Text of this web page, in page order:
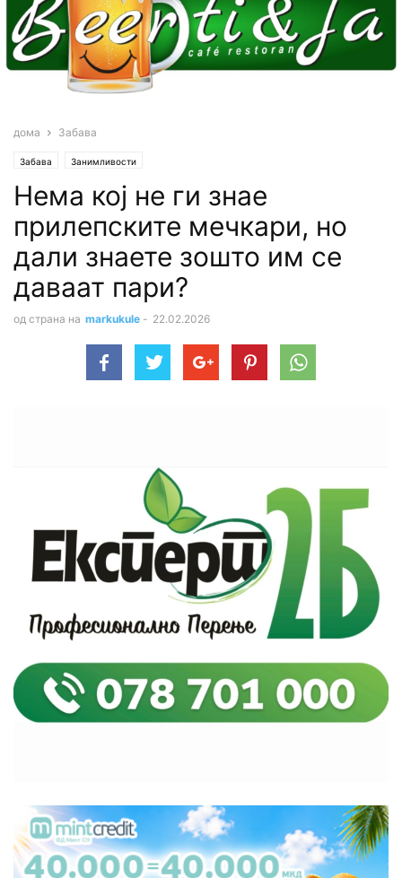
дома Забава
Забава Занимливости
Нема кој не ги знае
прилепските мечкари, но
дали знаете зошто им се
даваат пapи?
од страна на markukule - 22.02.2026